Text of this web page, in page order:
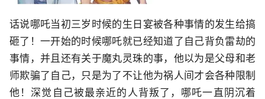
话说哪吒当初三岁时候的生日宴被各种事情的发生给搞
砸了！一开始的时候哪吒就已经知道了自己背负雷劫的
事情，并且还有关于魔丸灵珠的事，他以为是父母和老
师欺骗了自己，只是为了不让他为祸人间才会各种限制
他！深觉自己被最亲近的人背叛了，哪吒一直阴沉着